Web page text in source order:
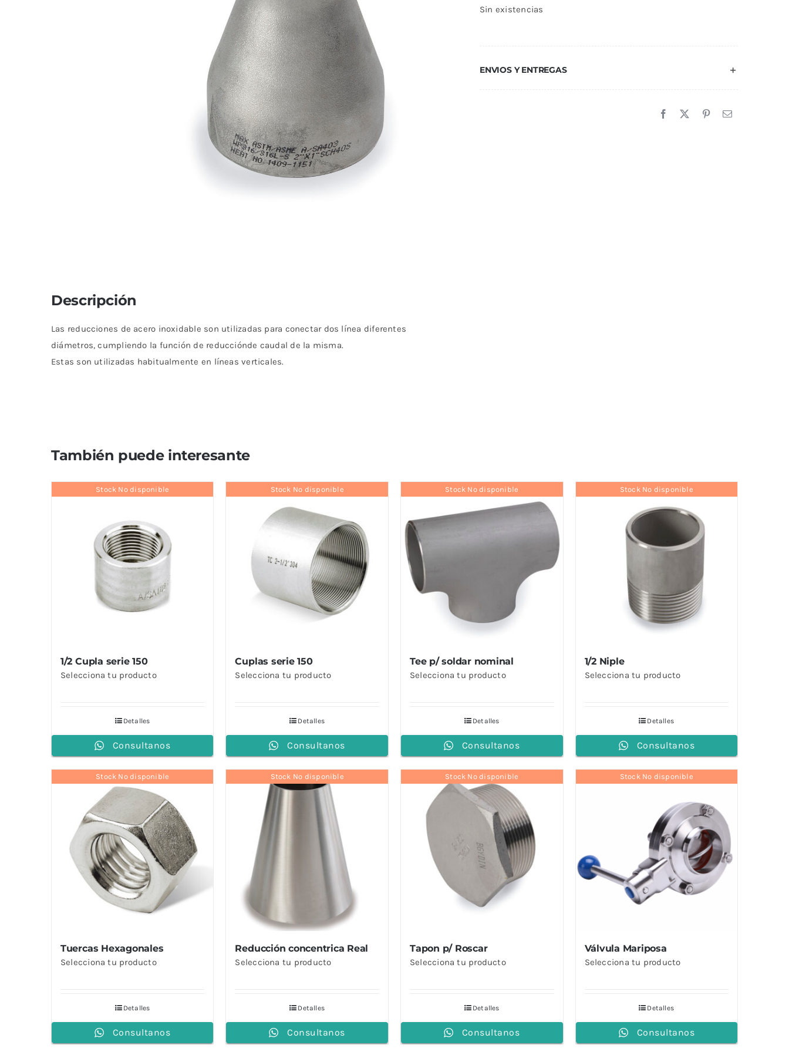
Sin existencias
ENVIOS Y ENTREGAS
Descripción
Las reducciones de acero inoxidable son utilizadas para conectar dos línea diferentes
diámetros, cumpliendo la función de reducciónde caudal de la misma.
Estas son utilizadas habitualmente en líneas verticales.
También puede interesante
Stock No disponible
1/2 Cupla serie 150
Selecciona tu producto
Detalles
Consultanos
Stock No disponible
Cuplas serie 150
Selecciona tu producto
Detalles
Consultanos
Stock No disponible
Tee p/ soldar nominal
Selecciona tu producto
Detalles
Consultanos
Stock No disponible
1/2 Niple
Selecciona tu producto
Detalles
Consultanos
Stock No disponible
Tuercas Hexagonales
Selecciona tu producto
Detalles
Consultanos
Stock No disponible
Reducción concentrica Real
Selecciona tu producto
Detalles
Consultanos
Stock No disponible
Tapon p/ Roscar
Selecciona tu producto
Detalles
Consultanos
Stock No disponible
Válvula Mariposa
Selecciona tu producto
Detalles
Consultanos